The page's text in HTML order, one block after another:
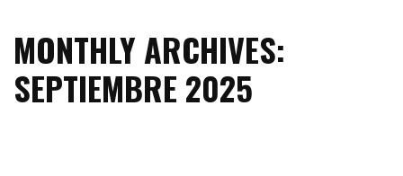
MONTHLY ARCHIVES:
SEPTIEMBRE 2025